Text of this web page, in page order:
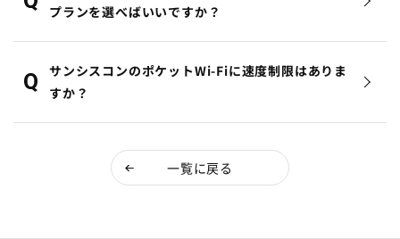
プランを選べばいいですか？
サンシスコンのポケットWi-Fiに速度制限はありま
すか？
一覧に戻る